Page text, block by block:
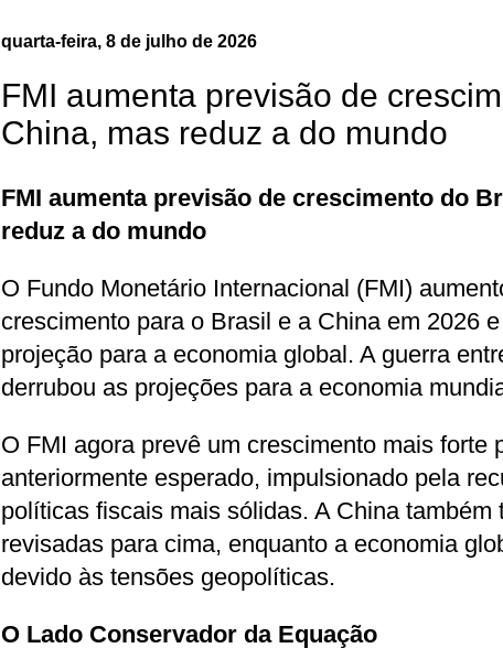
quarta-feira, 8 de julho de 2026
FMI aumenta previsão de
China, mas reduz a do mundo
FMI aumenta previsão de crescimento do
reduz a do mundo
O Fundo Monetário Internacional (FMI)
crescimento para o Brasil e a China em 2026
projeção para a economia global. A guerra
derrubou as projeções para a economia
O FMI agora prevê um crescimento mais forte
anteriormente esperado, impulsionado pela
políticas fiscais mais sólidas. A China também
revisadas para cima, enquanto a economia
devido às tensões geopolíticas.
O Lado Conservador da Equação